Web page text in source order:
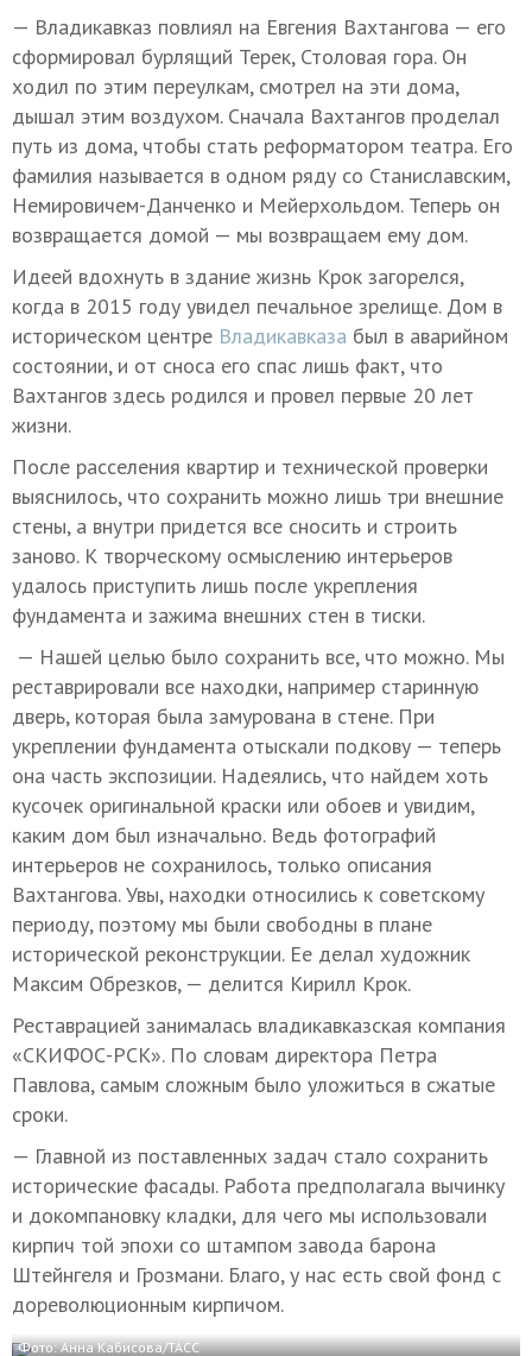
— Владикавказ повлиял на Евгения Вахтангова — его
сформировал бурлящий Терек, Столовая гора. Он
ходил по этим переулкам, смотрел на эти дома,
дышал этим воздухом. Сначала Вахтангов проделал
путь из дома, чтобы стать реформатором театра. Его
фамилия называется в одном ряду со Станиславским,
Немировичем-Данченко и Мейерхольдом. Теперь он
возвращается домой — мы возвращаем ему дом.
Идеей вдохнуть в здание жизнь Крок загорелся,
когда в 2015 году увидел печальное зрелище. Дом в
историческом центре Владикавказа был в аварийном
состоянии, и от сноса его спас лишь факт, что
Вахтангов здесь родился и провел первые 20 лет
жизни.
После расселения квартир и технической проверки
выяснилось, что сохранить можно лишь три внешние
стены, а внутри придется все сносить и строить
заново. К творческому осмыслению интерьеров
удалось приступить лишь после укрепления
фундамента и зажима внешних стен в тиски.
— Нашей целью было сохранить все, что можно. Мы
реставрировали все находки, например старинную
дверь, которая была замурована в стене. При
укреплении фундамента отыскали подкову — теперь
она часть экспозиции. Надеялись, что найдем хоть
кусочек оригинальной краски или обоев и увидим,
каким дом был изначально. Ведь фотографий
интерьеров не сохранилось, только описания
Вахтангова. Увы, находки относились к советскому
периоду, поэтому мы были свободны в плане
исторической реконструкции. Ее делал художник
Максим Обрезков, — делится Кирилл Крок.
Реставрацией занималась владикавказская компания
«СКИФОС-РСК». По словам директора Петра
Павлова, самым сложным было уложиться в сжатые
сроки.
— Главной из поставленных задач стало сохранить
исторические фасады. Работа предполагала вычинку
и докомпановку кладки, для чего мы использовали
кирпич той эпохи со штампом завода барона
Штейнгеля и Грозмани. Благо, у нас есть свой фонд с
дореволюционным кирпичом.
Фото: Анна Кабисова/ТАСС